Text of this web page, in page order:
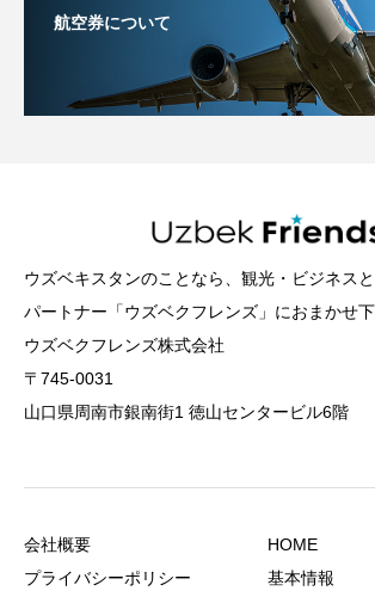
航空券について
ウズベキスタンのことなら、観光・ビジネス
パートナー「ウズベクフレンズ」におまかせ下
ウズベクフレンズ株式会社
〒745-0031
山口県周南市銀南街1 徳山センタービル6階
会社概要
プライバシーポリシー
HOME
基本情報